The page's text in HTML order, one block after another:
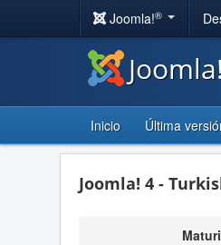
Joomla!®
Inicio Última
Joomla! 4 -